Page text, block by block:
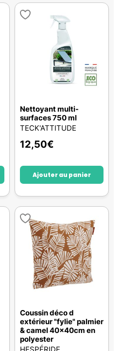
Nettoyant multi-
surfaces 750 ml
TECK'ATTITUDE
12,50€
Ajouter au panier
Coussin déco d
extérieur "fylie" palmier
& camel 40x40cm en
polyester